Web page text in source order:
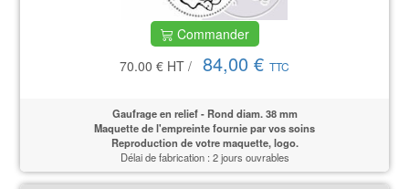
Commander
70.00 € HT / 84,00 € TTC
Gaufrage en relief - Rond diam. 38 mm
Maquette de l'empreinte fournie par vos soins
Reproduction de votre maquette, logo.
Délai de fabrication : 2 jours ouvrables